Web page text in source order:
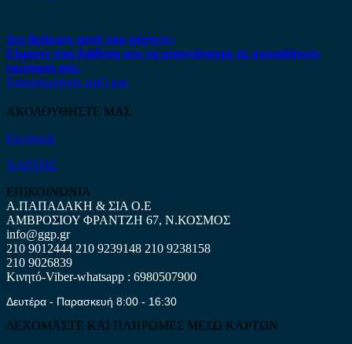
Δεν βρήκατε αυτό που ψάχνετε;
Είμαστε στη διάθεση σας να απαντήσουμε σε οποιαδήποτε
ερώτηση σας.
Επικοινωνήστε μαζί μας
ΑΚΟΛΟΥΘΗΣΤΕ ΜΑΣ
Facebook
ΧΑΡΤΗΣ
ΕΠΙΚΟΙΝΩΝΙΑ
Α.ΠΑΠΑΔΑΚΗ & ΣΙΑ Ο.Ε
ΑΜΒΡΟΣΙΟΥ ΦΡΑΝΤΖΗ 67, Ν.ΚΟΣΜΟΣ
info@ggp.gr
210 9012444 210 9239148 210 9238158
210 9026839
Κινητό-Viber-whatsapp : 6980507900
Δευτέρα - Παρασκευή 8:00 - 16:30
ΔΕΧΟΜΑΣΤΕ ΚΑΙ ΠΛΗΡΩΜΕΣ ΜΕΣΩ ΚΑΡΤΩΝ